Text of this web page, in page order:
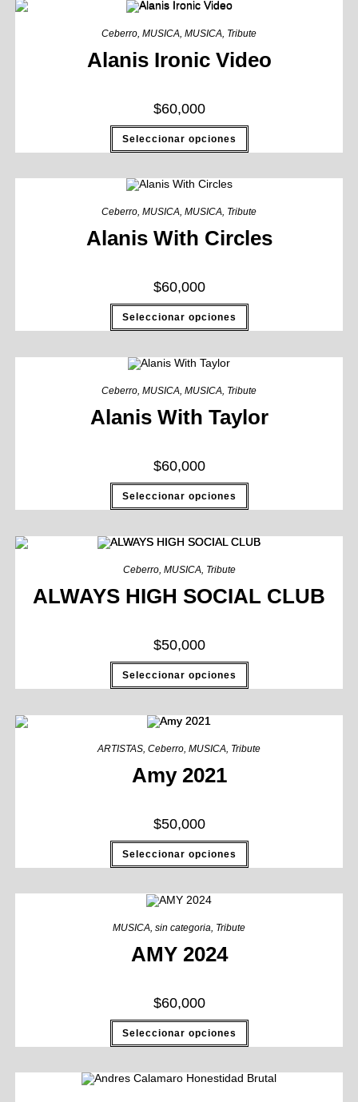
Ceberro MUSICA MUSICA Tribute
Alanis Ironic Video
$60,000
Seleccionar opciones
Ceberro, MUSICA, MUSICA, Tribute
Alanis With Circles
$60,000
Seleccionar opciones
Ceberro, MUSICA, MUSICA, Tribute
Alanis With Taylor
$60,000
Seleccionar opciones
Ceberro, MUSICA, Tribute
ALWAYS HIGH SOCIAL CLUB
$50,000
Seleccionar opciones
ARTISTAS, Ceberro, MUSICA, Tribute
Amy 2021
$50,000
Seleccionar opciones
MUSICA sin categoria Tribute
AMY 2024
$60,000
Seleccionar opciones